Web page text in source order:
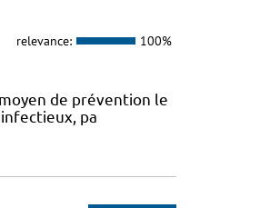
relevance: 100%
de prévention le
pa